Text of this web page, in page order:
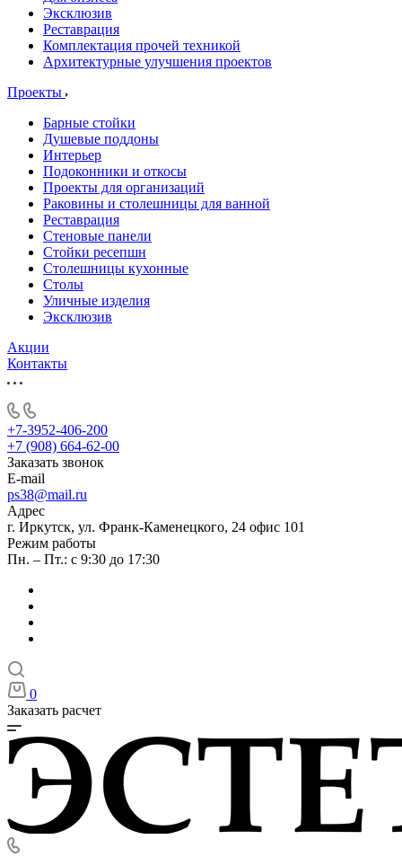
Эксклюзив
Реставрация
Комплектация прочей техникой
Архитектурные улучшения проектов
Проекты
Барные стойки
Душевые поддоны
Интерьер
Подоконники и откосы
Проекты для организаций
Раковины и столешницы для ванной
Реставрация
Стеновые панели
Стойки ресепшн
Столешницы кухонные
Столы
Уличные изделия
Эксклюзив
Акции
Контакты
+7-3952-406-200
+7 (908) 664-62-00
Заказать звонок
E-mail
ps38@mail.ru
Адрес
г. Иркутск, ул. Франк-Каменецкого, 24 офис 101
Режим работы
Пн. – Пт.: с 9:30 до 17:30
0
Заказать расчет